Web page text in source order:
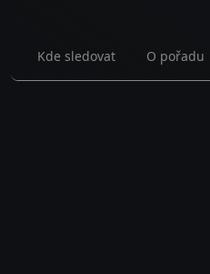
Kde sledovat O pořadu